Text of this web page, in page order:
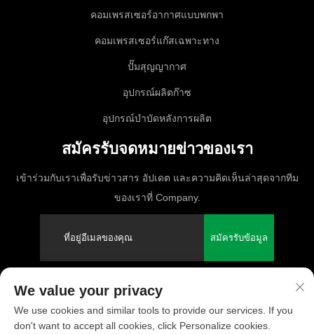
คอมเพรสเซอร์อากาศแบบพกพา
คอมเพรสเซอร์แก๊สเฉพาะทาง
ปั๊มสุญญากาศ
อุปกรณ์ผลิตก๊าซ
อุปกรณ์บำบัดหลังการผลิต
สมัครรับจดหมายข่าวของเรา
เข้าร่วมกับเราเพื่อรับข่าวสาร อัปเดต และความคิดเห็นล่าสุดจากทีม
ของเราที่ Company.
สมัครรับข้อมูล
ฉบับ
We value your privacy
We use cookies and similar tools to provide our services. If you
don't want to accept all cookies, click Personalize cookies.